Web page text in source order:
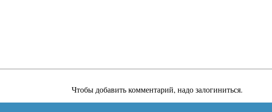
Чтобы добавить комментарий, надо залогиниться.